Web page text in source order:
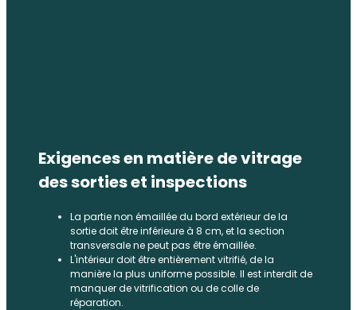
Exigences en matière de vitrage
des sorties et inspections
La partie non émaillée du bord extérieur de la
sortie doit être inférieure à 8 cm, et la section
transversale ne peut pas être émaillée.
L'intérieur doit être entièrement vitrifié, de la
manière la plus uniforme possible. Il est interdit de
manquer de vitrification ou de colle de
réparation.